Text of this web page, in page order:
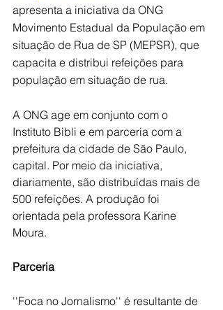
apresenta a iniciativa da ONG
Movimento Estadual da População em
situação de Rua de SP (MEPSR), que
capacita e distribui refeições para
população em situação de rua.
A ONG age em conjunto com o
Instituto Bibli e em parceria com a
prefeitura da cidade de São Paulo,
capital. Por meio da iniciativa,
diariamente, são distribuídas mais de
500 refeições. A produção foi
orientada pela professora Karine
Moura.
Parceria
''Foca no Jornalismo'' é resultante de